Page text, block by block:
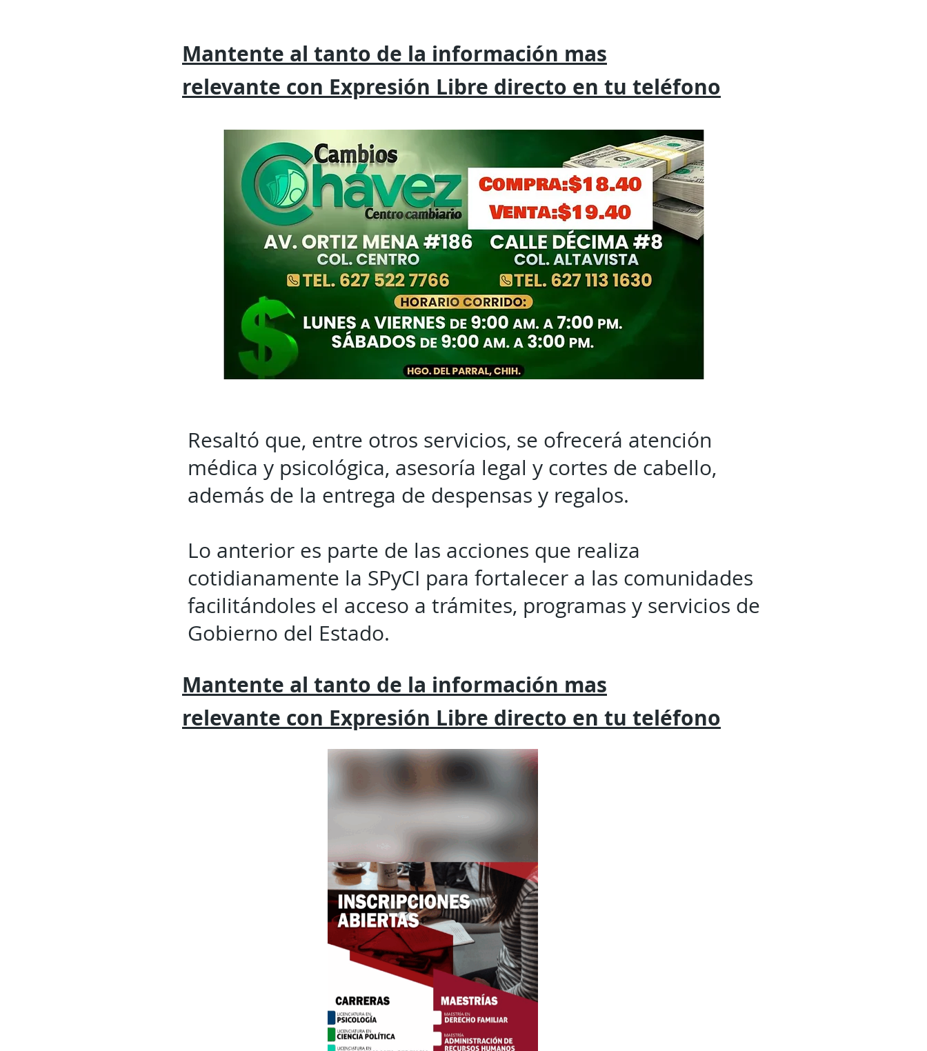
Mantente al tanto de la información mas
relevante con Expresión Libre directo en tu teléfono
Resaltó que, entre otros servicios, se ofrecerá atención
médica y psicológica, asesoría legal y cortes de cabello,
además de la entrega de despensas y regalos.
Lo anterior es parte de las acciones que realiza
cotidianamente la SPyCI para fortalecer a las comunidades
facilitándoles el acceso a trámites, programas y servicios de
Gobierno del Estado.
Mantente al tanto de la información mas
relevante con Expresión Libre directo en tu teléfono